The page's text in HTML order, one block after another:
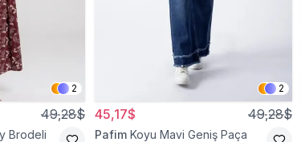
2
49,28$
Brodeli
2
45,17$ 49,28$
Pafim Koyu Mavi Geniş Paça